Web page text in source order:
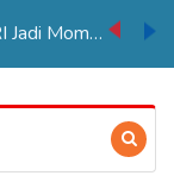
Karnaval Pembangunan HUT ke 81 RI Jadi Momentum Perkuat Persatuan di Merauke